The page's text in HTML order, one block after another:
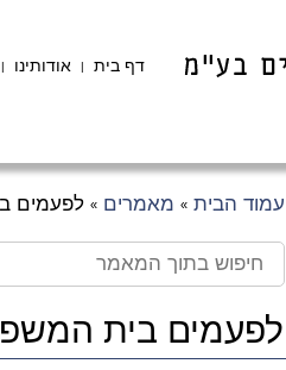
דף בית | אודותינו |
עמוד הבית » מאמרים » לפעמים
לפעמים בית